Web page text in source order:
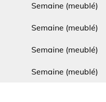
Semaine (meublé)
Semaine (meublé)
Semaine (meublé)
Semaine (meublé)